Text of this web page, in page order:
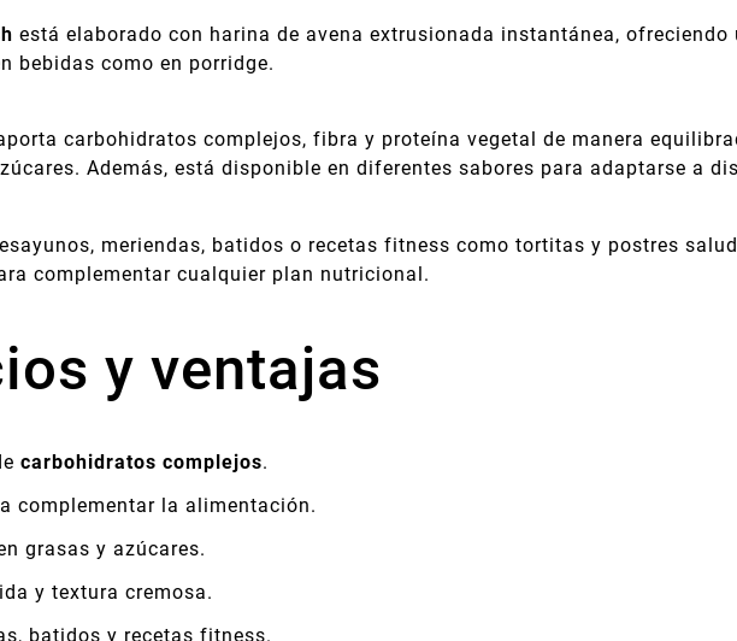
está elaborado con harina de avena extrusionada instantánea,
bebidas como en porridge.
carbohidratos complejos, fibra y proteína vegetal de manera
Además, está disponible en diferentes sabores para adaptarse a
meriendas, batidos o recetas fitness como tortitas y postres
complementar cualquier plan nutricional.
y ventajas
carbohidratos complejos.
complementar la alimentación.
grasas y azúcares.
y textura cremosa.
batidos y recetas fitness.